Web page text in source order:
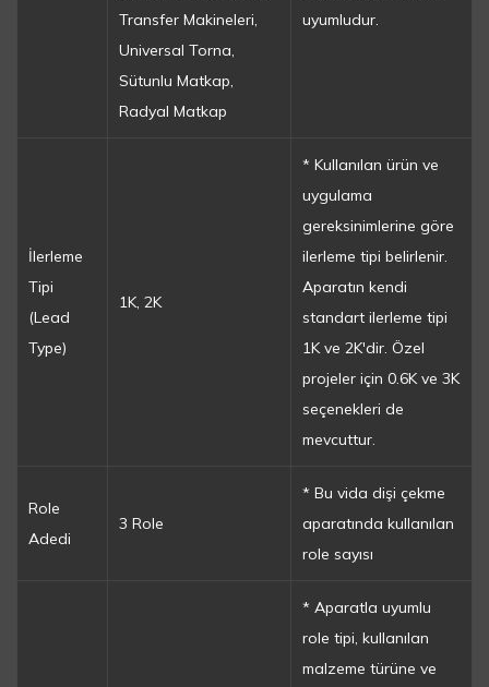
Transfer Makineleri,
Universal Torna,
Sütunlu Matkap,
Radyal Matkap
uyumludur.
İlerleme
Tipi
(Lead
Type)
1K, 2K
* Kullanılan ürün ve
uygulama
gereksinimlerine göre
ilerleme tipi belirlenir.
Aparatın kendi
standart ilerleme tipi
1K ve 2K'dir. Özel
projeler için 0.6K ve 3K
seçenekleri de
mevcuttur.
Role
Adedi
3 Role
* Bu vida dişi çekme
aparatında kullanılan
role sayısı
* Aparatla uyumlu
role tipi, kullanılan
malzeme türüne ve